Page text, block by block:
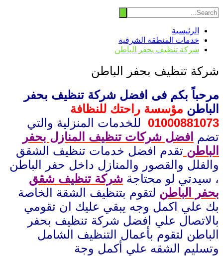
الرئيسية
خدمات المنطقة الشرقية
شركة تنظيف بحفر الباطن
شركة تنظيف بحفر الباطن
مرحباً بكم فى افضل شركة تنظيف بحفر
الباطن مؤسسة راحتك للنظافة
01000881073
للخدمات المنزلية والتي
تضم افضل شركات تنظيف المنازل بحفر
الباطن تقدم افضل خدمات تنظيف الشقق
والفلل والقصور والمنازل داخل حفر الباطن
، سيدتي لو محتاجة شركة تنظيف شقق
بحفر الباطن لتقوم بتنظيف الشقة الخاصة
بك علي اكمل وجه يبقي عليك ان تقومي
بالاتصال علي افضل شركة تنظيف بحفر
الباطن لتقوم بأعمال التنظيف الشامل
وتسليم الشقه علي أكمل وجة